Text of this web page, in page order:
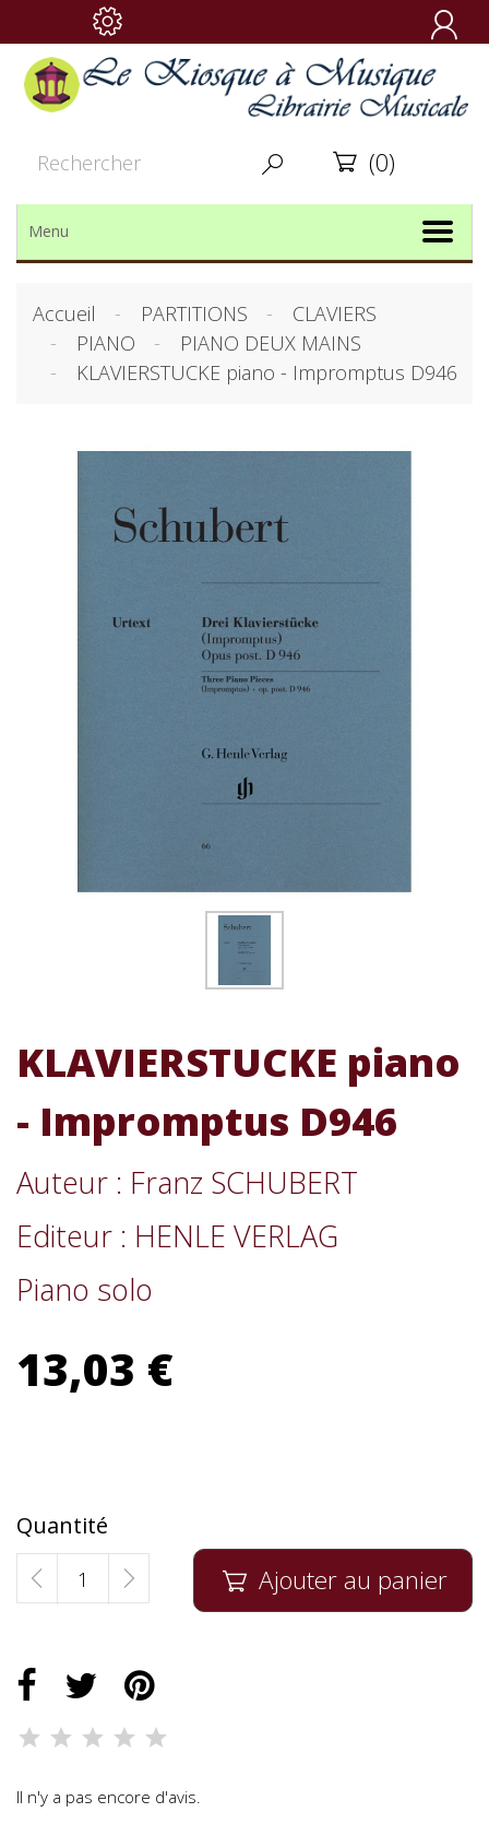

  (0)
Menu
Accueil PARTITIONS
CLAVIERS
PIANO
PIANO DEUX MAINS
KLAVIERSTUCKE piano - Impromptus D946
KLAVIERSTUCKE piano
- Impromptus D946
Auteur : Franz SCHUBERT
Editeur : HENLE VERLAG
Piano solo
13,03 €
Quantité
 Ajouter au panier
Il n'y a pas encore d'avis.